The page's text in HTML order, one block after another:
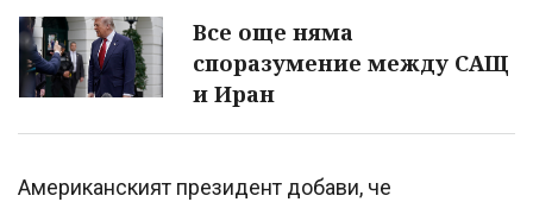
Все още няма
споразумение между САЩ
и Иран
Американският президент добави, че